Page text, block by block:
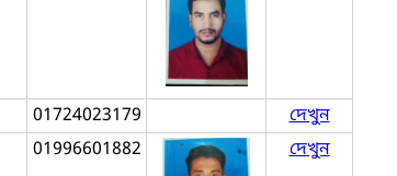
01724023179
দেখুন
01996601882 দেখুন